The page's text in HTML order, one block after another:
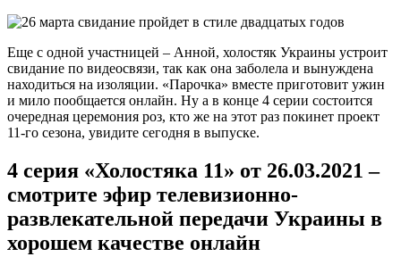
Еще с одной участницей – Анной, холостяк Украины устроит
свидание по видеосвязи, так как она заболела и вынуждена
находиться на изоляции. «Парочка» вместе приготовит ужин
и мило пообщается онлайн. Ну а в конце 4 серии состоится
очередная церемония роз, кто же на этот раз покинет проект
11-го сезона, увидите сегодня в выпуске.
4 серия «Холостяка 11» от 26.03.2021 –
смотрите эфир телевизионно-
развлекательной передачи Украины в
хорошем качестве онлайн